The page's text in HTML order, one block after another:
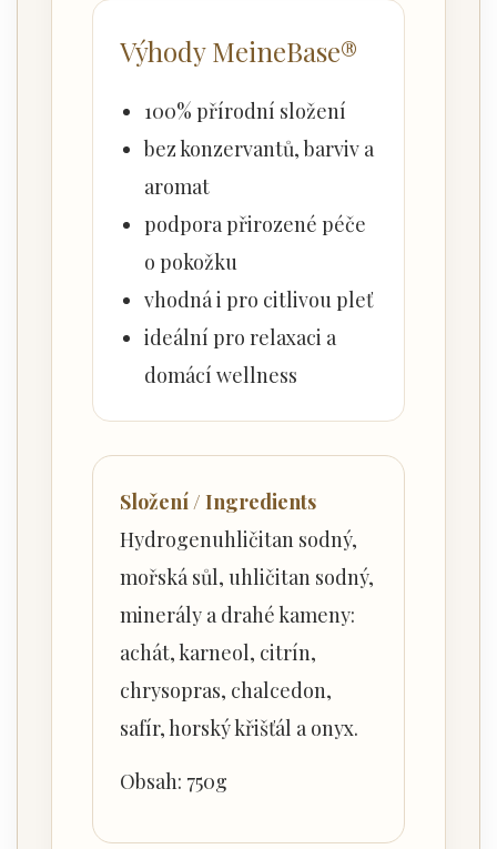
Výhody MeineBase®
100% přírodní složení
bez konzervantů, barviv a
aromat
podpora přirozené péče
o pokožku
vhodná i pro citlivou pleť
ideální pro relaxaci a
domácí wellness
Složení / Ingredients
Hydrogenuhličitan sodný,
mořská sůl, uhličitan sodný,
minerály a drahé kameny:
achát, karneol, citrín,
chrysopras, chalcedon,
safír, horský křišťál a onyx.
Obsah: 750g